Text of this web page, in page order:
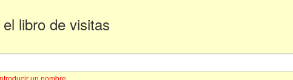
libro de visitas
un nombre.